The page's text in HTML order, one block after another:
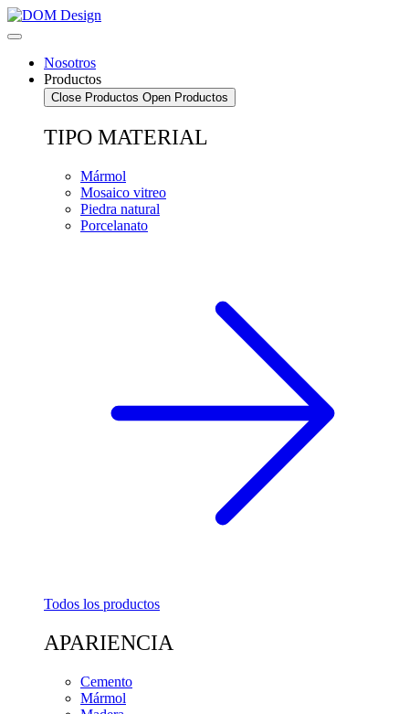
Saltar
al
Nosotros
Productos
Close Productos Open Productos
TIPO MATERIAL
Mármol
Mosaico vitreo
Piedra natural
Porcelanato
Todos los productos
APARIENCIA
Cemento
Mármol